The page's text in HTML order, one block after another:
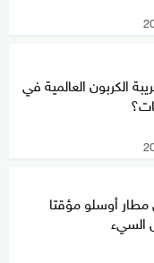
الكربون العالمية في
مطار أوسلو مؤقتا